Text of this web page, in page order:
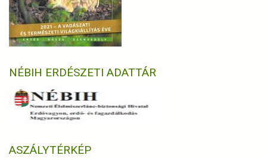
NÉBIH ERDÉSZETI ADATTÁR
ASZÁLYTÉRKÉP